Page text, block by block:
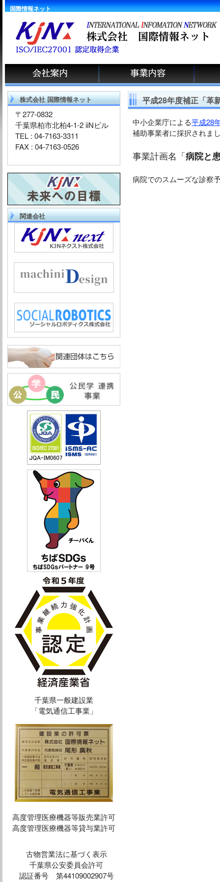
国際情報ネット
株式会社 国際情報ネット
〒277-0832
千葉県柏市北柏4-1-2 iiNビル
TEL : 04-7163-3311
FAX : 04-7163-0526
関連会社
千葉県一般建設業
「電気通信工事業」
高度管理医療機器等販売業許可
高度管理医療機器等貸与業許可
古物営業法に基づく表示
千葉県公安委員会許可
認証番号 第44109002907号
平成28年度補正「革
中小企業庁による平成28
補助事業者に採択されま
事業計画名「病院と
病院でのスムーズな診察